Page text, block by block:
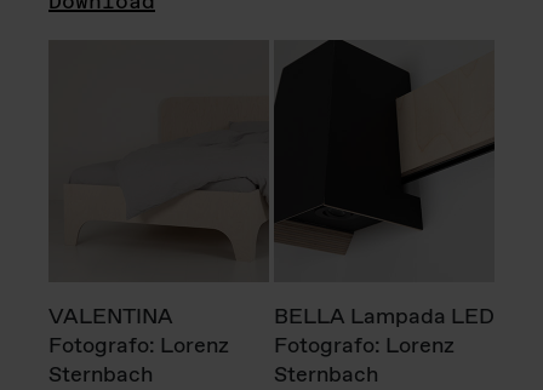
VALENTINA
Fotografo: Lorenz
Sternbach
BELLA Lampada LED
Fotografo: Lorenz
Sternbach